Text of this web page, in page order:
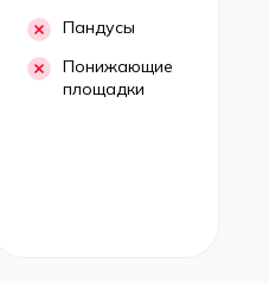
Пандусы
Понижающие
площадки